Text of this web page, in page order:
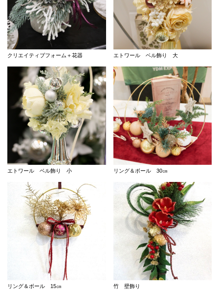
クリエイティブフォーム＋花器 エトワール ベル飾り 大
エトワール ベル飾り 小 リング＆ボール 30㎝
リング＆ボール 15㎝ 竹 壁飾り